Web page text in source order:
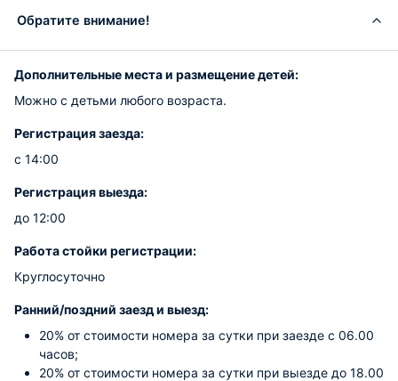
Обратите внимание!
Дополнительные места и размещение детей:
Можно с детьми любого возраста.
Регистрация заезда:
с 14:00
Регистрация выезда:
до 12:00
Работа стойки регистрации:
Круглосуточно
Ранний/поздний заезд и выезд:
20% от стоимости номера за сутки при заезде с 06.00
часов;
20% от стоимости номера за сутки при выезде до 18.00